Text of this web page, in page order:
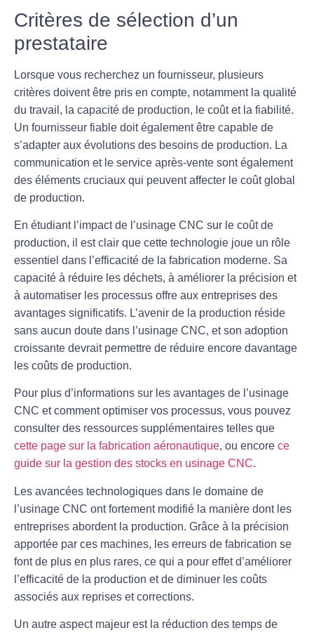
Critères de sélection d’un
prestataire
Lorsque vous recherchez un fournisseur, plusieurs
critères doivent être pris en compte, notamment la qualité
du travail, la capacité de production, le coût et la fiabilité.
Un fournisseur fiable doit également être capable de
s’adapter aux évolutions des besoins de production. La
communication et le service après-vente sont également
des éléments cruciaux qui peuvent affecter le coût global
de production.
En étudiant l’impact de l’usinage CNC sur le coût de
production, il est clair que cette technologie joue un rôle
essentiel dans l’efficacité de la fabrication moderne. Sa
capacité à réduire les déchets, à améliorer la précision et
à automatiser les processus offre aux entreprises des
avantages significatifs. L’avenir de la production réside
sans aucun doute dans l’usinage CNC, et son adoption
croissante devrait permettre de réduire encore davantage
les coûts de production.
Pour plus d’informations sur les avantages de l’usinage
CNC et comment optimiser vos processus, vous pouvez
consulter des ressources supplémentaires telles que
cette page sur la fabrication aéronautique, ou encore ce
guide sur la gestion des stocks en usinage CNC.
Les avancées technologiques dans le domaine de
l’usinage CNC ont fortement modifié la manière dont les
entreprises abordent la production. Grâce à la précision
apportée par ces machines, les erreurs de fabrication se
font de plus en plus rares, ce qui a pour effet d’améliorer
l’efficacité de la production et de diminuer les coûts
associés aux reprises et corrections.
Un autre aspect majeur est la réduction des temps de